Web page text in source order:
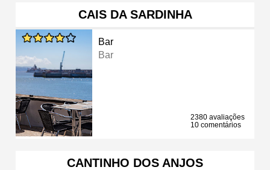
CAIS DA SARDINHA
Bar
Bar
2380 avaliações
10 comentários
CANTINHO DOS ANJOS